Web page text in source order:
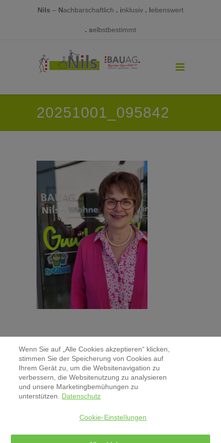
Nils – Nachbarschaftlich . inklusiv . lebenswert
. selbstbestimmt
20251001_095842
Kontakt
Aktuelles & Pressemitteilungen
Wenn Sie auf „Alle Cookies akzeptieren“ klicken,
stimmen Sie der Speicherung von Cookies auf
Ihrem Gerät zu, um die Websitenavigation zu
verbessern, die Websitenutzung zu analysieren
und unsere Marketingbemühungen zu
unterstützen. Datenschutz
Cookie-Einstellungen